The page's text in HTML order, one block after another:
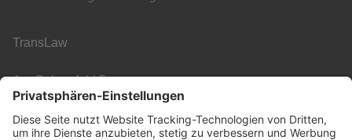
TransLaw
Am Galgenfeld 5c
77736 Zell am Harmersbach